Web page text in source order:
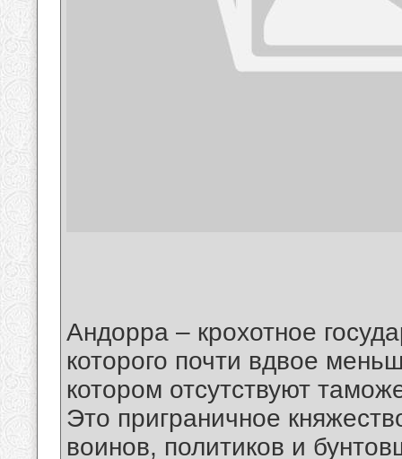
Андорра – крохотное
которого почти вдвое
котором отсутствуют
Это приграничное
воинов, политиков и